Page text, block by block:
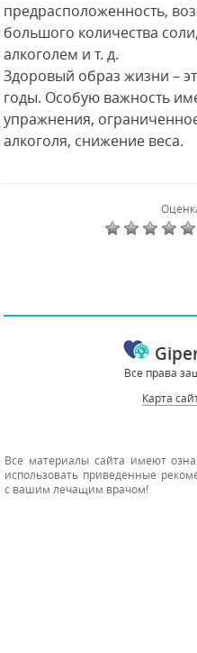
предрасположенность,
большого количества
алкоголем и т. д.
Здоровый образ жизни –
годы. Особую важность
упражнения,
алкоголя, снижение веса.
Все права
Карта
Все материалы сайта имеют
использовать приведенные
с вашим лечащим врачом!